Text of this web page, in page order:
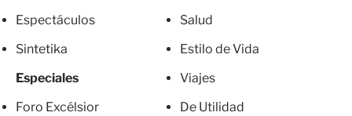
Espectáculos
Sintetika
Especiales
Foro Excélsior
Salud
Estilo de Vida
Viajes
De Utilidad